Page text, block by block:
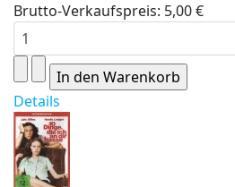
Brutto-Verkaufspreis: 5,00 €
Details